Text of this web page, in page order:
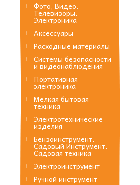
Фото, Видео,
Телевизоры,
Электроника
Аксессуары
Расходные материалы
Системы безопасности
и видеонаблюдения
Портативная
электроника
Мелкая бытовая
техника
Электротехнические
изделия
Бензоинструмент,
Садовый Инструмент,
Садовая техника
Электроинструмент
Ручной инструмент